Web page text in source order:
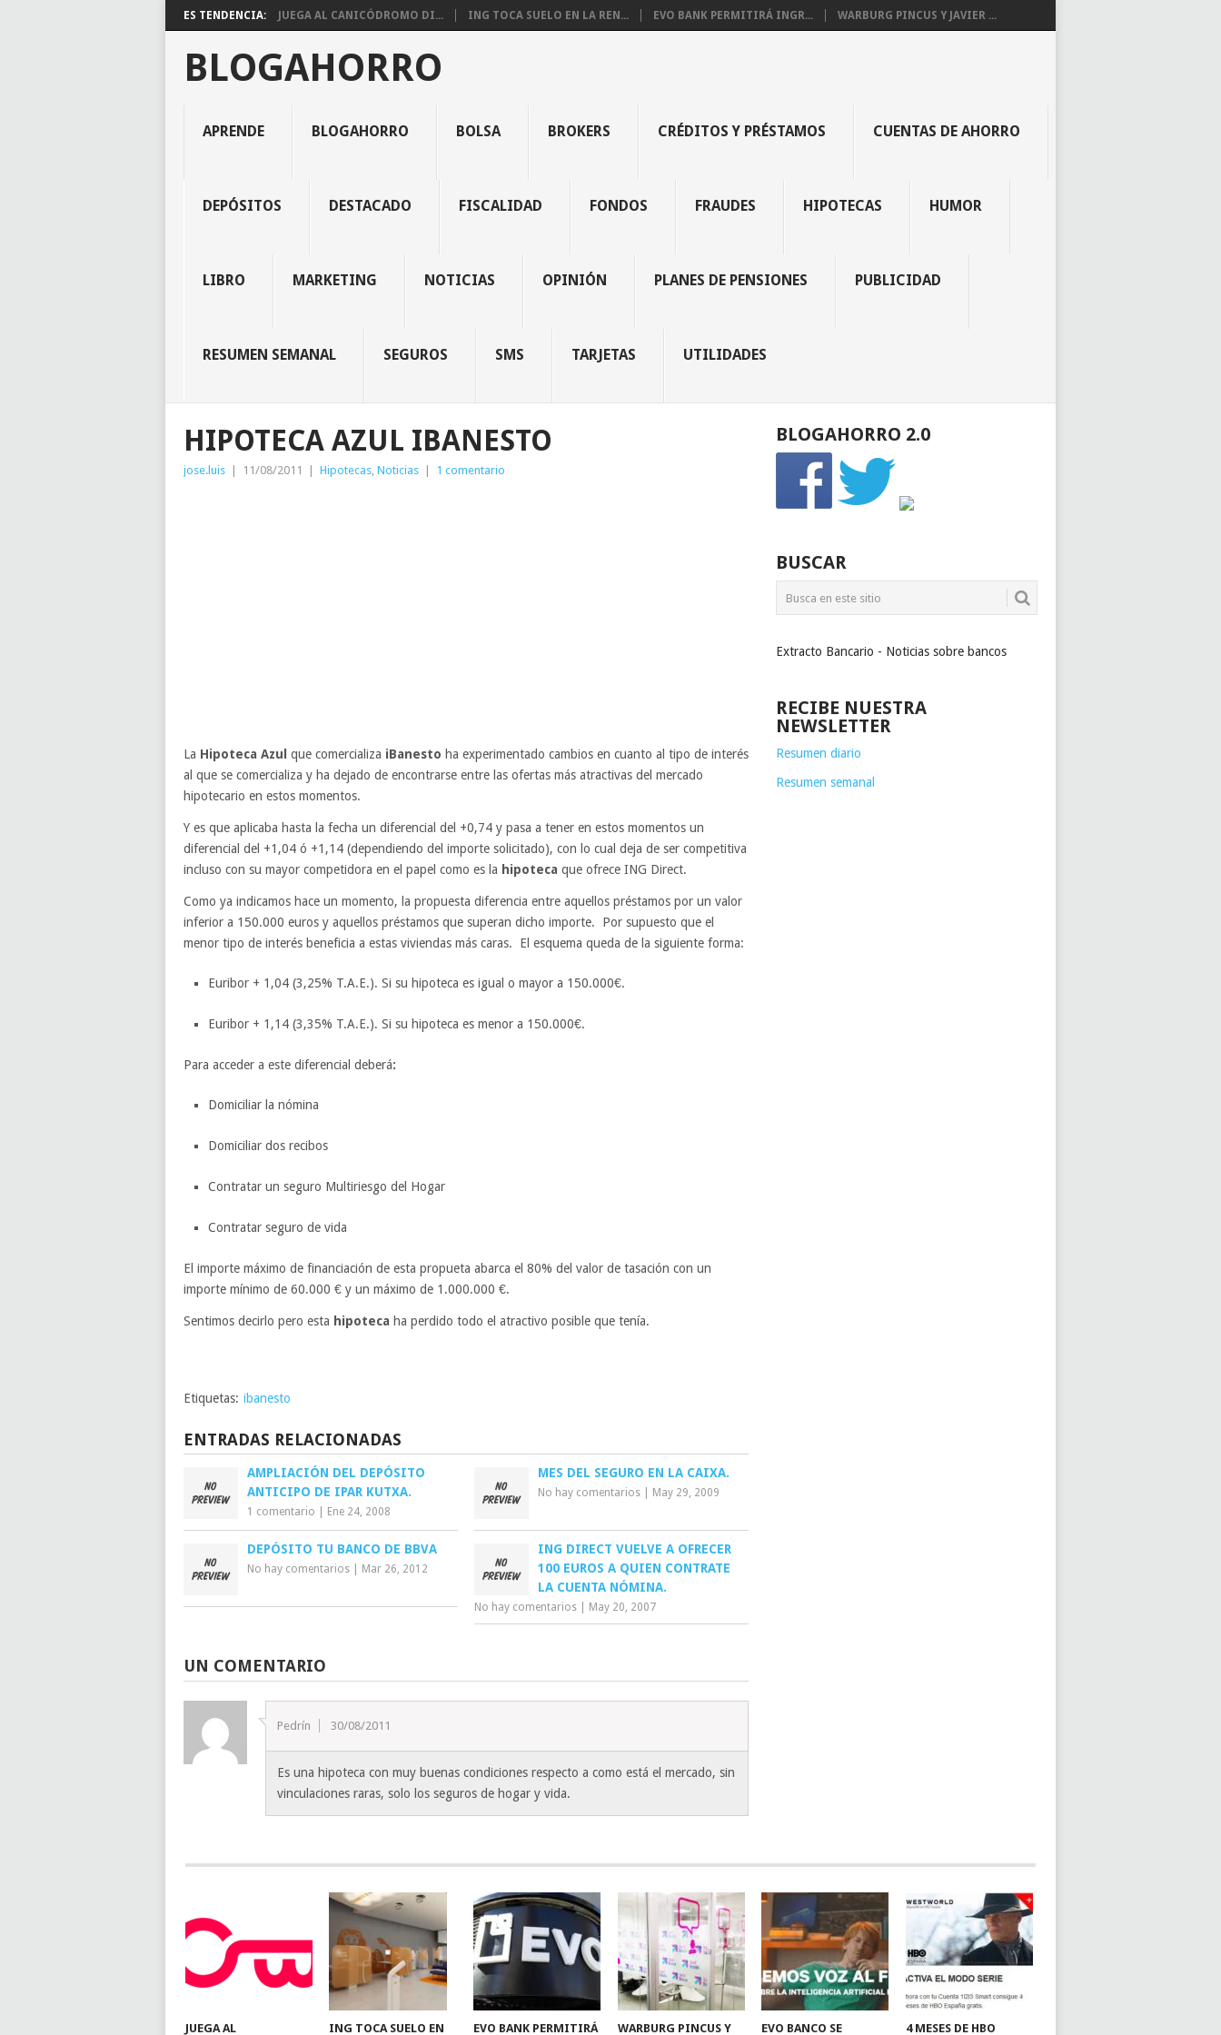
ES TENDENCIA: JUEGA AL CANICÓDROMO DI... ING TOCA SUELO EN LA REN... EVO BANK PERMITIRÁ INGR... WARBURG PINCUS Y JAVIER ...
BLOGAHORRO
APRENDE BLOGAHORRO BOLSA BROKERS CRÉDITOS Y PRÉSTAMOS CUENTAS DE AHORRO
DEPÓSITOS DESTACADO FISCALIDAD FONDOS FRAUDES HIPOTECAS HUMOR
LIBRO MARKETING NOTICIAS OPINIÓN PLANES DE PENSIONES PUBLICIDAD
RESUMEN SEMANAL SEGUROS SMS TARJETAS UTILIDADES
HIPOTECA AZUL IBANESTO
jose.luis 11/08/2011 Hipotecas, Noticias 1 comentario
La Hipoteca Azul que comercializa iBanesto ha experimentado cambios en cuanto al tipo de interés
al que se comercializa y ha dejado de encontrarse entre las ofertas más atractivas del mercado
hipotecario en estos momentos.
Y es que aplicaba hasta la fecha un diferencial del +0,74 y pasa a tener en estos momentos un
diferencial del +1,04 ó +1,14 (dependiendo del importe solicitado), con lo cual deja de ser competitiva
incluso con su mayor competidora en el papel como es la hipoteca que ofrece ING Direct.
Como ya indicamos hace un momento, la propuesta diferencia entre aquellos préstamos por un valor
inferior a 150.000 euros y aquellos préstamos que superan dicho importe. Por supuesto que el
menor tipo de interés beneficia a estas viviendas más caras. El esquema queda de la siguiente forma:
Euribor + 1,04 (3,25% T.A.E.). Si su hipoteca es igual o mayor a 150.000€.
Euribor + 1,14 (3,35% T.A.E.). Si su hipoteca es menor a 150.000€.
Para acceder a este diferencial deberá:
Domiciliar la nómina
Domiciliar dos recibos
Contratar un seguro Multiriesgo del Hogar
Contratar seguro de vida
El importe máximo de financiación de esta propueta abarca el 80% del valor de tasación con un
importe mínimo de 60.000 € y un máximo de 1.000.000 €.
Sentimos decirlo pero esta hipoteca ha perdido todo el atractivo posible que tenía.
Etiquetas: ibanesto
ENTRADAS RELACIONADAS
AMPLIACIÓN DEL DEPÓSITO
ANTICIPO DE IPAR KUTXA.
1 comentario Ene 24, 2008
MES DEL SEGURO EN LA CAIXA.
No hay comentarios May 29, 2009
DEPÓSITO TU BANCO DE BBVA
No hay comentarios Mar 26, 2012
ING DIRECT VUELVE A OFRECER
100 EUROS A QUIEN CONTRATE
LA CUENTA NÓMINA.
No hay comentarios May 20, 2007
UN COMENTARIO
Pedrín 30/08/2011
Es una hipoteca con muy buenas condiciones respecto a como está el mercado, sin
vinculaciones raras, solo los seguros de hogar y vida.
BLOGAHORRO 2.0
BUSCAR
Extracto Bancario - Noticias sobre bancos
RECIBE NUESTRA
NEWSLETTER
Resumen diario
Resumen semanal
JUEGA AL ING TOCA SUELO EN EVO BANK PERMITIRÁ WARBURG PINCUS Y EVO BANCO SE 4 MESES DE HBO